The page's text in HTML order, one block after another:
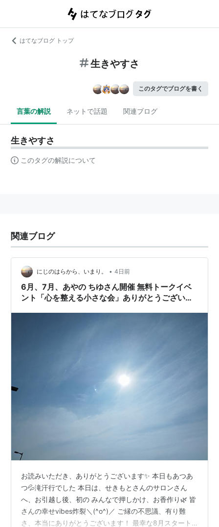
はてなブログ トップ
生きやすさ
このタグでブログを書く
言葉の解説 ネットで話題 関連ブログ
生きやすさ
このタグの解説について
関連ブログ
にじのはらから、いまり。 • 4日前
6月、7月、あやの ちゆさん開催 無料トークイベ
ント「心を整える小さな会」ありがとうございま
お読みいただき、ありがとうございます✨ 本日もあつあ
つ💦滝汗行でした 本日は、せきもとさんのサロンさん
へ、お引越し後、初の みんなで押しかけ、お香作り🌿 皆
さんの幸せvibes炸裂＼(^o^)／ ご縁の不思議、有り難
さ、本当にありがとうございます！ 最幸な8月スタート